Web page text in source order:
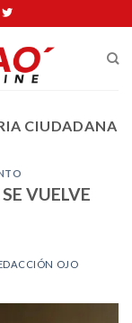
CIUDADANA
VUELVE
OJO